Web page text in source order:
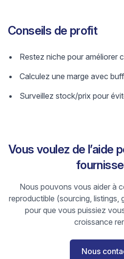
Conseils de profit
Restez niche pour améliorer
Calculez une marge avec
Surveillez stock/prix pour
Vous voulez de l’aide
Nous pouvons vous aider à
reproductible (sourcing, listings,
pour que vous puissiez
croissance
Nous